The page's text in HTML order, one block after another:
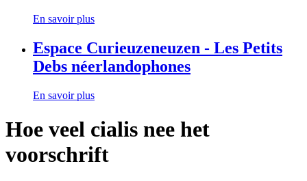
En savoir plus
Espace Curieuzeneuzen - Les Petits
Debs néerlandophones
En savoir plus
Hoe veel cialis nee het
voorschrift